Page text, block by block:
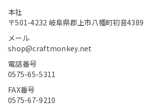
本社
〒501-4232 岐阜県郡上市八幡町初音4389
メール
shop@craftmonkey.net
電話番号
0575-65-5311
FAX番号
0575-67-9210